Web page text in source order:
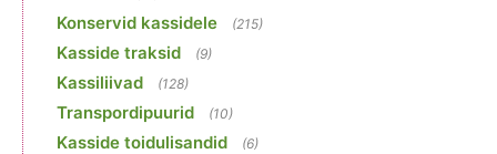
Konservid kassidele (215)
Kasside traksid (9)
Kassiliivad (128)
Transpordipuurid (10)
Kasside toidulisandid (6)